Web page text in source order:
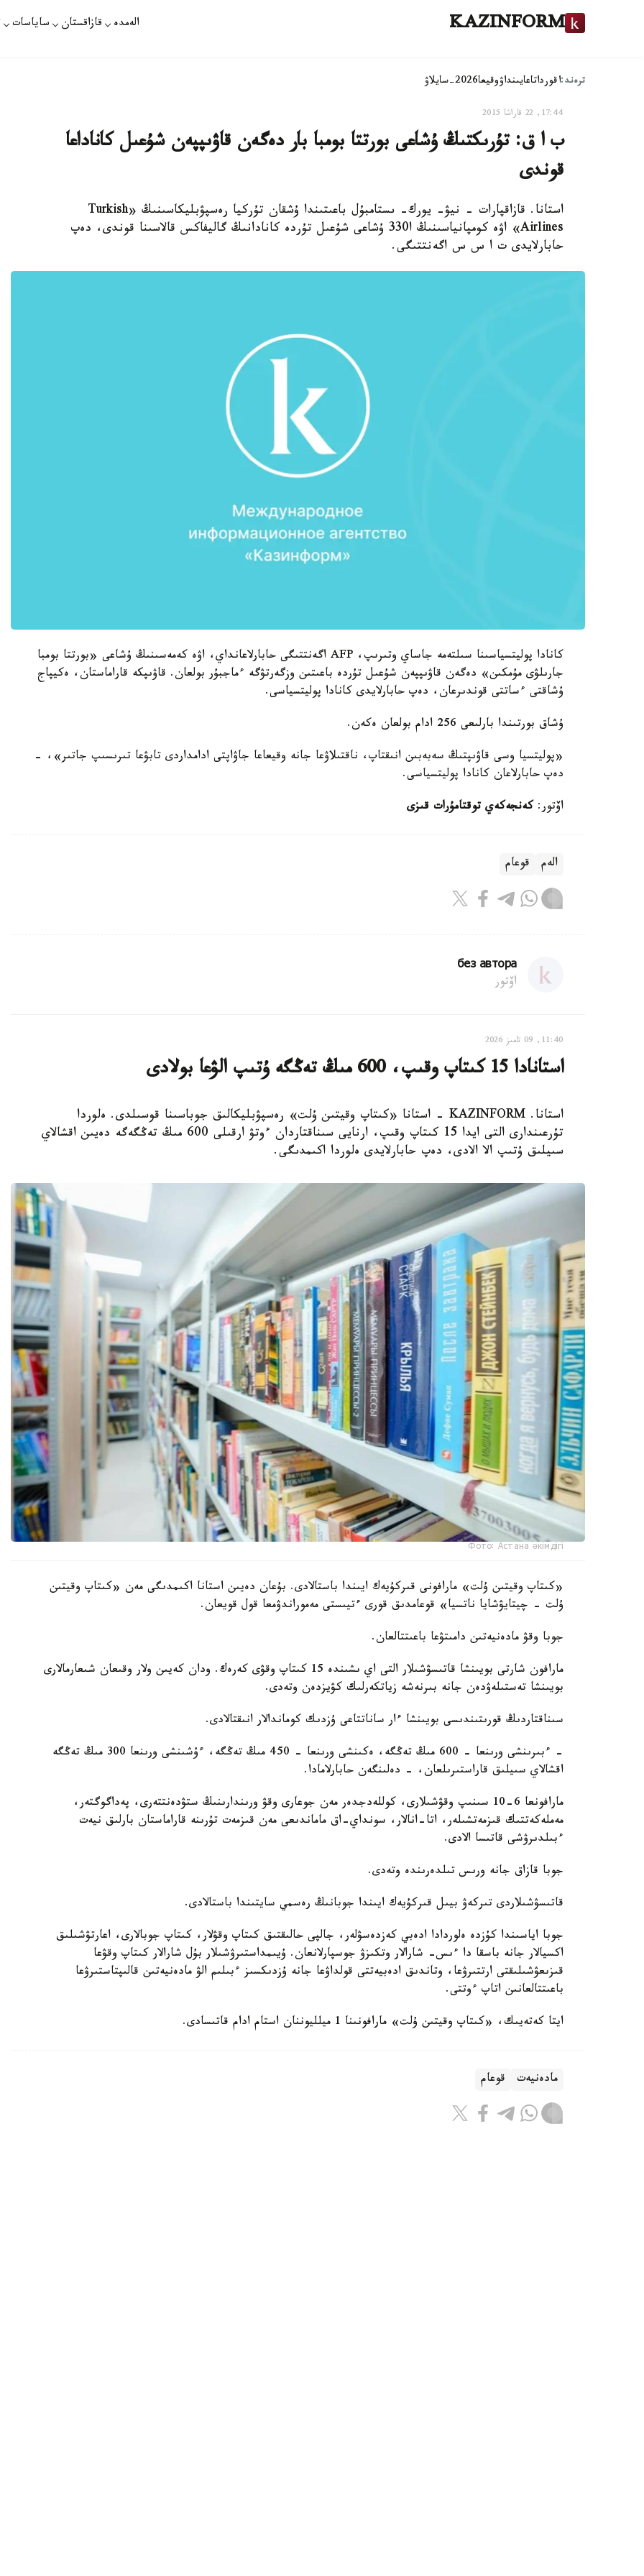
KAZINFORM الەمدە قازاقستان ساياسات
ترەند:اقورداتاعايىنداۋوقيعا2026-سايلاۋ
17:44, 22 قاراشا 2015
ب ا ق: تۇرىكتىڭ ۇشاعى بورتتا بومبا بار دەگەن قاۋىپپەن شۇعىل كاناداعا
قوندى
استانا. قازاقپارات - نيۋ- يورك- ىستامبۇل باعىتىندا ۇشقان تۇركيا رەسپۋبليكاسىنىڭ «Turkish
Airlines» اۋە كومپانياسىنىڭ ا330 ۇشاعى شۇعىل تۇردە كانادانىڭ گاليفاكس قالاسىنا قوندى، دەپ
حابارلايدى ت ا س س اگەنتتىگى.
كانادا پوليتسياسىنا سىلتەمە جاساي وتىرىپ، AFP اگەنتتىگى حابارلاعانداي، اۋە كەمەسىنىڭ ۇشاعى «بورتتا بومبا
جارىلۋى مۇمكىن» دەگەن قاۋىپپەن شۇعىل تۇردە باعىتىن وزگەرتۋگە ءماجبۇر بولعان. قاۋىپكە قاراماستان، ەكيپاج
ۇشاقتى ءساتتى قوندىرعان، دەپ حابارلايدى كانادا پوليتسياسى.
ۇشاق بورتىندا بارلىعى 256 ادام بولعان ەكەن.
«پوليتسيا وسى قاۋىپتىڭ سەبەبىن انىقتاپ، ناقتىلاۋعا جانە وقيعاعا جاۋاپتى ادامداردى تابۋعا تىرىسىپ جاتىر»، -
دەپ حابارلاعان كانادا پوليتسياسى.
اۆتور: كەنجەكەي توقتامۇرات قىزى
الەم قوعام
без автора
اۆتور
11:40, 09 تامىز 2026
استانادا 15 كىتاپ وقىپ، 600 مىڭ تەڭگە ۇتىپ الۋعا بولادى
استانا. KAZINFORM - استانا «كىتاپ وقيتىن ۇلت» رەسپۋبليكالىق جوباسىنا قوسىلدى. ەلوردا
تۇرعىندارى التى ايدا 15 كىتاپ وقىپ، ارنايى سىناقتاردان ءوتۋ ارقىلى 600 مىڭ تەڭگەگە دەيىن اقشالاي
سىيلىق ۇتىپ الا الادى، دەپ حابارلايدى ەلوردا اكىمدىگى.
Фото: Астана әкімдігі
«كىتاپ وقيتىن ۇلت» مارافونى قىركۇيەك ايىندا باستالادى. بۇعان دەيىن استانا اكىمدىگى مەن «كىتاپ وقيتىن
ۇلت - چيتايۋشايا ناتسيا» قوعامدىق قورى ءتيىستى مەموراندۋمعا قول قويعان.
جوبا وقۋ مادەنيەتىن دامىتۋعا باعىتتالعان.
مارافون شارتى بويىنشا قاتىسۋشىلار التى اي ىشىندە 15 كىتاپ وقۋى كەرەك. ودان كەيىن ولار وقىعان شىعارمالارى
بويىنشا تەستىلەۋدەن جانە بىرنەشە زياتكەرلىك كۋيزدەن وتەدى.
سىناقتاردىڭ قورىتىندىسى بويىنشا ءار ساناتتاعى ۇزدىك كوماندالار انىقتالادى.
- ءبىرىنشى ورىنعا - 600 مىڭ تەڭگە، ەكىنشى ورىنعا - 450 مىڭ تەڭگە، ءۇشىنشى ورىنعا 300 مىڭ تەڭگە
اقشالاي سىيلىق قاراستىرىلعان، - دەلىنگەن حابارلامادا.
مارافونعا 6-10 سىنىپ وقۋشىلارى، كوللەدجدەر مەن جوعارى وقۋ ورىندارىنىڭ ستۋدەنتتەرى، پەداگوگتەر،
مەملەكەتتىك قىزمەتشىلەر، اتا-انالار، سونداي-اق ماماندىعى مەن قىزمەت تۇرىنە قاراماستان بارلىق نيەت
ءبىلدىرۋشى قاتىسا الادى.
جوبا قازاق جانە ورىس تىلدەرىندە وتەدى.
قاتىسۋشىلاردى تىركەۋ بيىل قىركۇيەك ايىندا جوبانىڭ رەسمي سايتىندا باستالادى.
جوبا اياسىندا كۇزدە ەلوردادا ادەبي كەزدەسۋلەر، جالپى حالىقتىق كىتاپ وقۋلار، كىتاپ جوبالارى، اعارتۋشىلىق
اكسيالار جانە باسقا دا ءىس- شارالار وتكىزۋ جوسپارلانعان. ۇيىمداستىرۋشىلار بۇل شارالار كىتاپ وقۋعا
قىزىعۋشىلىقتى ارتتىرۋعا، وتاندىق ادەبيەتتى قولداۋعا جانە ۇزدىكسىز ءبىلىم الۋ مادەنيەتىن قالىپتاستىرۋعا
باعىتتالعانىن اتاپ ءوتتى.
ايتا كەتەيىك، «كىتاپ وقيتىن ۇلت» مارافونىنا 1 ميلليوننان استام ادام قاتىسادى.
مادەنيەت قوعام